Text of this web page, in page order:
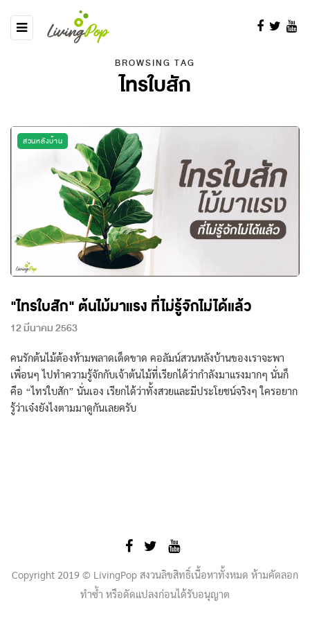
BROWSING TAG
ไทรใบสัก
สวนหลังบ้าน
"ไทรใบสัก" ต้นไม้มาแรง ที่ไม่รู้จักไม่ได้แล้ว
12 มีนาคม 2563
คนรักต้นไม้ต้องห้ามพลาดเด็ดขาด คอลัมน์สวนหลังบ้านของเราจะพา
เพื่อนๆ ไปทำความรู้จักกับเจ้าต้นไม้ที่เรียกได้ว่ากำลังมาแรงมากๆ นั่นก็
คือ “ไทรใบสัก” นั่นเอง เรียกได้ว่าทั้งสวยและมีประโยชน์จริงๆ ใครอยาก
รู้ว่าเจ๋งยังไงตามมาดูกันเลยครับ
Copyright 2019 © LivingPop สงวนลิขสิทธิ์เนื้อหาทั้งหมด ห้ามคัดลอก
ทำซ้ำ หรือดัดแปลงก่อนได้รับอนุญาต